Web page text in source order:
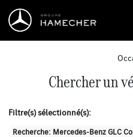
Chercher un
Filtre(s) sélectionné(s):
Recherche: Mercedes-Benz GLC